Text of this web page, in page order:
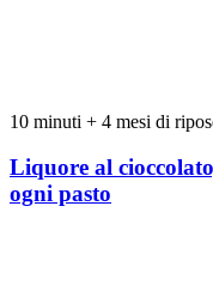
10 minuti + 4 mesi di
Liquore al
ogni pasto